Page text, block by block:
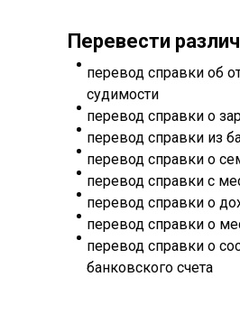
Перевести
перевод справки об
судимости
перевод справки о
перевод справки из
перевод справки о
перевод справки с
перевод справки о
перевод справки о
перевод справки о
банковского счета